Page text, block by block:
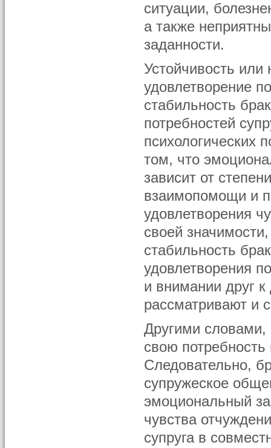
ситуации,
а также
заданности.
Устойчивость или
удовлетворение
стабильность
потребностей
психологических
том, что
зависит от
взаимопомощи и
удовлетворения
своей
стабильность
удовлетворения
и внимании друг к
рассматривают и
Другими словами,
свою
Следовательно,
супружеское
эмоциональный
чувства
супруга в